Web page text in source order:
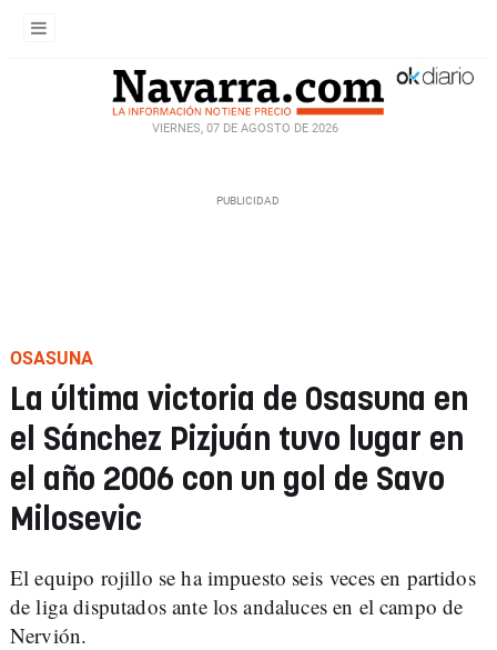
VIERNES, 07 DE AGOSTO DE 2026
OSASUNA
La última victoria de Osasuna en
el Sánchez Pizjuán tuvo lugar en
el año 2006 con un gol de Savo
Milosevic
El equipo rojillo se ha impuesto seis veces en partidos
de liga disputados ante los andaluces en el campo de
Nervión.